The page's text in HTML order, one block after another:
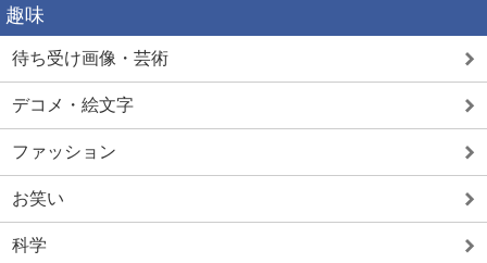
趣味
待ち受け画像・芸術
デコメ・絵文字
ファッション
お笑い
科学